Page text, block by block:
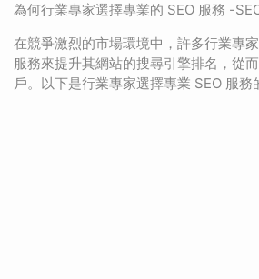
為何行業專家選擇專業的 SEO 服務 -
在競爭激烈的市場環境中，許多行業專
服務來提升其網站的搜尋引擎排名，從
戶。以下是行業專家選擇專業 SEO 服務